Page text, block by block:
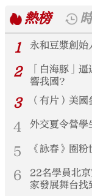
熱榜
1
永和豆漿創
2
「白海豚」
響我國？
3 （有片）美
4 外交夏令營學
5 《詠春》圈
6
22名學員北
家發展舞台找